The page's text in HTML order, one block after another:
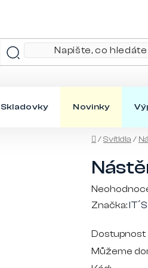
Skladovky Novinky
Domů
/Svítidla /
Průměrné
hodnocení
je
0,0
Značka:
Dostupnost
Můžeme